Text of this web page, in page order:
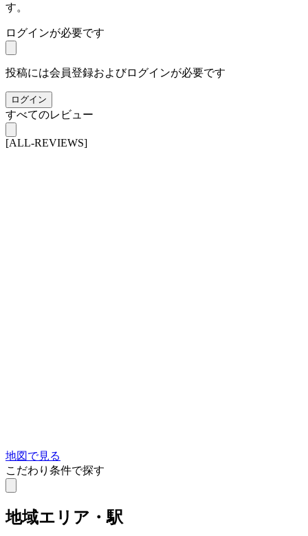
す。
ログインが必要です
投稿には会員登録およびログインが必要です
ログイン
すべてのレビュー
[ALL-REVIEWS]
地図で見る
こだわり条件で探す
地域エリア・駅